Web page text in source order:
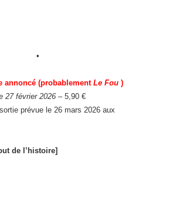
•
annoncé (probablement Le Fou )
27 février 2026 – 5,90 €
prévue le 26 mars 2026 aux
de l’histoire]